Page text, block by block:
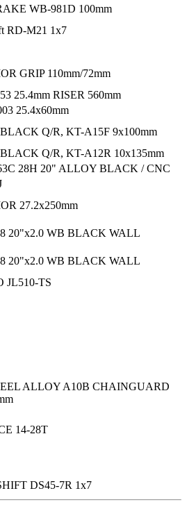
WB-981D 100mm
RD-M21 1x7
GRIP 110mm/72mm
25.4mm RISER 560mm
25.4x60mm
Q/R, KT-A15F 9x100mm
Q/R, KT-A12R 10x135mm
28H 20" ALLOY BLACK / CNC
27.2x250mm
20"x2.0 WB BLACK WALL
20"x2.0 WB BLACK WALL
JL510-TS
ALLOY A10B CHAINGUARD
14-28T
DS45-7R 1x7